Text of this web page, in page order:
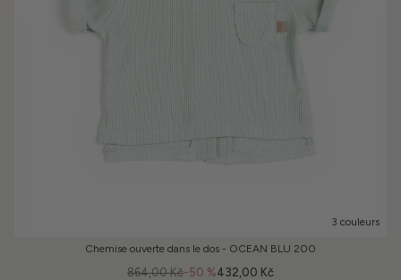
3 couleurs
Chemise ouverte dans le dos - OCEAN BLU 200
-50 %
864,00 Kč 432,00 Kč